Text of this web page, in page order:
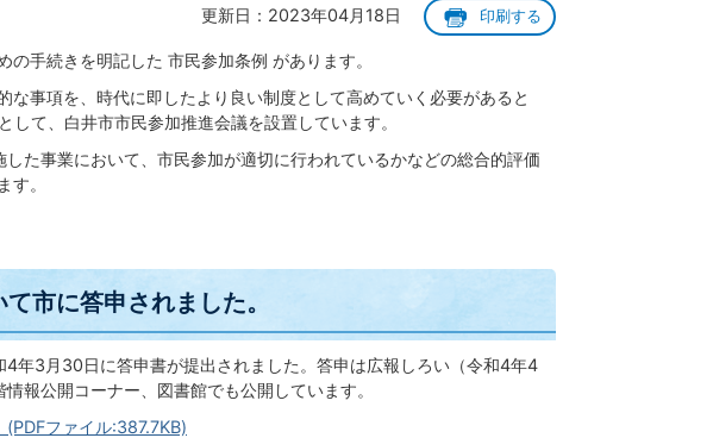
更新日：2023年04月18日 印刷する
手続きを明記した 市民参加条例 があります。
事項を、時代に即したより良い制度として高めていく必要があると
て、白井市市民参加推進会議を設置しています。
た事業において、市民参加が適切に行われているかなどの総合的評価
。
市に答申されました。
年3月30日に答申書が提出されました。答申は広報しろい（令和4年4
報公開コーナー、図書館でも公開しています。
ファイル:387.7KB)